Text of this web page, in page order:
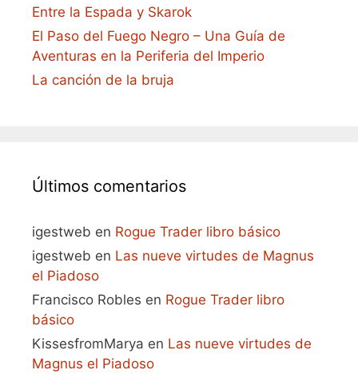
Entre la Espada y Skarok
El Paso del Fuego Negro – Una Guía de
Aventuras en la Periferia del Imperio
La canción de la bruja
Últimos comentarios
igestweb en Rogue Trader libro básico
igestweb en Las nueve virtudes de Magnus
el Piadoso
Francisco Robles en Rogue Trader libro
básico
KissesfromMarya en Las nueve virtudes de
Magnus el Piadoso